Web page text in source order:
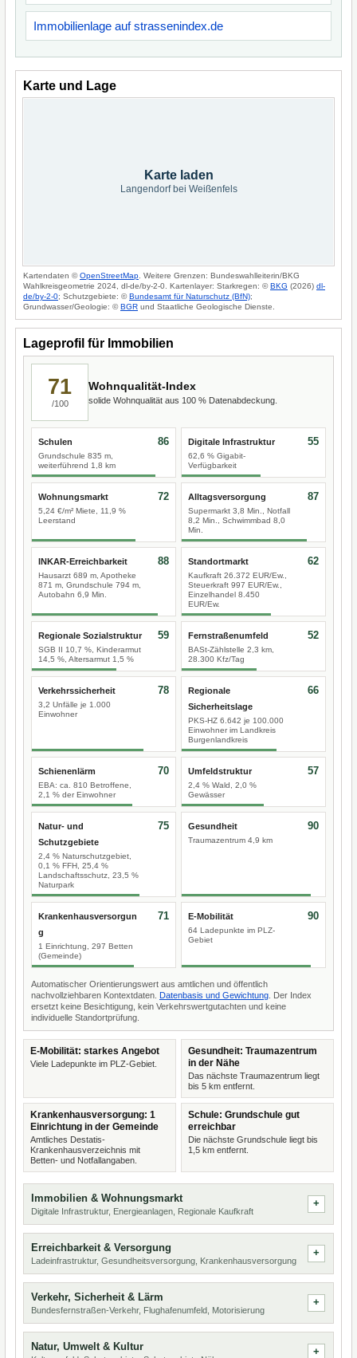
Immobilienlage auf strassenindex.de
Karte und Lage
Karte laden
Langendorf bei Weißenfels
Kartendaten ©OpenStreetMap . Weitere Grenzen: Bundeswahlleiterin/BKG
Wahlkreisgeometrie 2024, dl-de/by-2-0. Kartenlayer: Starkregen: ©BKG (2026) dl-
de/by-2-0; Schutzgebiete: ©Bundesamt für Naturschutz (BfN);
Grundwasser/Geologie: ©BGR und Staatliche Geologische Dienste.
Lageprofil für Immobilien
71
/100
Wohnqualität-Index
solide Wohnqualität aus 100 % Datenabdeckung.
Schulen
Grundschule 835 m,
weiterführend 1,8 km
86 Digitale Infrastruktur
62,6 % Gigabit-
Verfügbarkeit
55
Wohnungsmarkt
5,24 €/m² Miete, 11,9 %
Leerstand
72 Alltagsversorgung
Supermarkt 3,8 Min., Notfall
8,2 Min., Schwimmbad 8,0
Min.
87
INKAR-Erreichbarkeit
Hausarzt 689 m, Apotheke
871 m, Grundschule 794 m,
Autobahn 6,9 Min.
88 Standortmarkt
Kaufkraft 26.372 EUR/Ew.,
Steuerkraft 997 EUR/Ew.,
Einzelhandel 8.450
EUR/Ew.
62
Regionale Sozialstruktur
SGB II 10,7 %, Kinderarmut
14,5 %, Altersarmut 1,5 %
59 Fernstraßenumfeld
BASt-Zählstelle 2,3 km,
28.300 Kfz/Tag
52
Verkehrssicherheit
3,2 Unfälle je 1.000
Einwohner
78
Regionale
Sicherheitslage
PKS-HZ 6.642 je 100.000
Einwohner im Landkreis
Burgenlandkreis
66
Schienenlärm
EBA: ca. 810 Betroffene,
2,1 % der Einwohner
70 Umfeldstruktur
2,4 % Wald, 2,0 %
Gewässer
57
Natur- und
Schutzgebiete
2,4 % Naturschutzgebiet,
0,1 % FFH, 25,4 %
Landschaftsschutz, 23,5 %
Naturpark
75 Gesundheit
Traumazentrum 4,9 km
90
Krankenhausversorgun
g
1 Einrichtung, 297 Betten
(Gemeinde)
71 E-Mobilität
64 Ladepunkte im PLZ-
Gebiet
90
Automatischer Orientierungswert aus amtlichen und öffentlich
nachvollziehbaren Kontextdaten. Datenbasis und Gewichtung . Der Index
ersetzt keine Besichtigung, kein Verkehrswertgutachten und keine
individuelle Standortprüfung.
E-Mobilität: starkes Angebot
Viele Ladepunkte im PLZ-Gebiet.
Gesundheit: Traumazentrum
in der Nähe
Das nächste Traumazentrum liegt
bis 5 km entfernt.
Krankenhausversorgung: 1
Einrichtung in der Gemeinde
Amtliches Destatis-
Krankenhausverzeichnis mit
Betten- und Notfallangaben.
Schule: Grundschule gut
erreichbar
Die nächste Grundschule liegt bis
1,5 km entfernt.
Immobilien & Wohnungsmarkt
Digitale Infrastruktur, Energieanlagen, Regionale Kaufkraft
Erreichbarkeit & Versorgung
Ladeinfrastruktur, Gesundheitsversorgung, Krankenhausversorgung
Verkehr, Sicherheit & Lärm
Bundesfernstraßen-Verkehr, Flughafenumfeld, Motorisierung
Natur, Umwelt & Kultur